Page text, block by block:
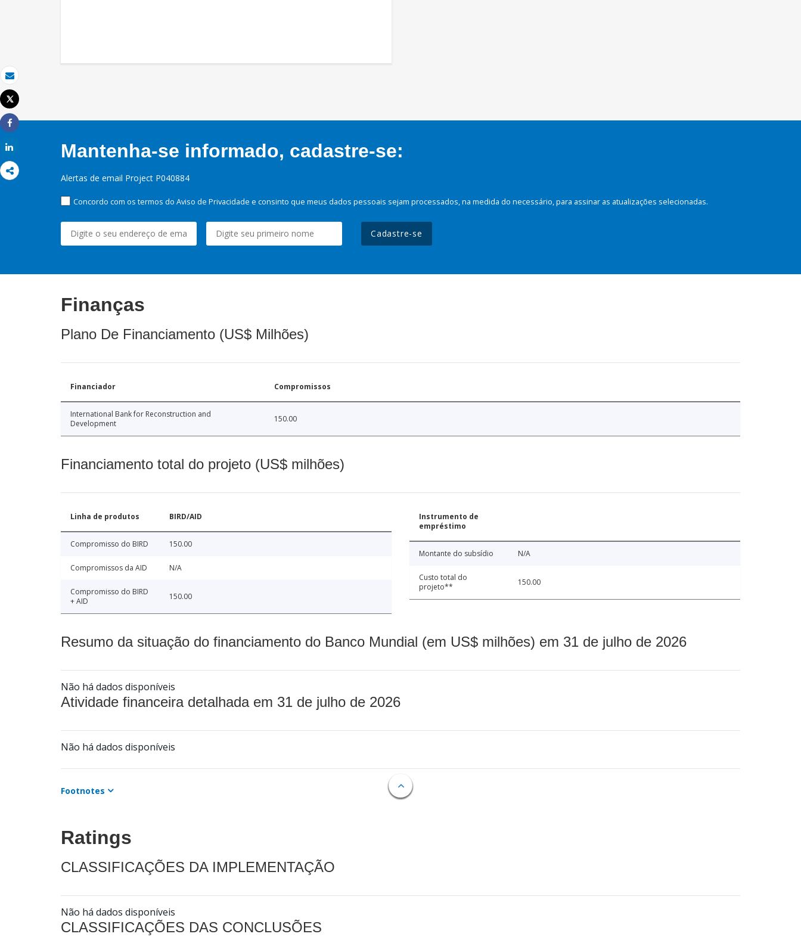
Email
Imprimir
Tweet
Share
Mantenha-se informado, cadastre-se:
Alertas de email Project P040884
Concordo com os termos do Aviso de Privacidade e consinto que meus dados pessoais sejam processados, na medida do necessário, para assinar as atualizações selecionadas.
Cadastre-se
Finanças
Plano De Financiamento (US$ Milhões)
Financiador Compromissos
International Bank for Reconstruction and
Development
150.00
Financiamento total do projeto (US$ milhões)
Linha de produtos BIRD/AID
Compromisso do BIRD 150.00
Compromissos da AID N/A
Compromisso do BIRD
+ AID
150.00
Instrumento de
empréstimo
Montante do subsídio N/A
Custo total do
projeto**
150.00
Resumo da situação do financiamento do Banco Mundial (em US$ milhões) em 31 de julho de 2026
Não há dados disponíveis
Atividade financeira detalhada em 31 de julho de 2026
Não há dados disponíveis
Footnotes
Ratings
CLASSIFICAÇÕES DA IMPLEMENTAÇÃO
Não há dados disponíveis
CLASSIFICAÇÕES DAS CONCLUSÕES